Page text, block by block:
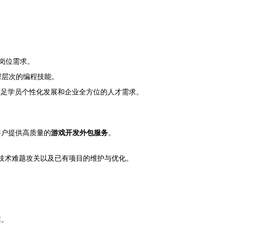
位需求。
次的编程技能。
学员个性化发展和企业全方位的人才需求。
提供高质量的游戏开发外包服务。
难题攻关以及已有项目的维护与优化。